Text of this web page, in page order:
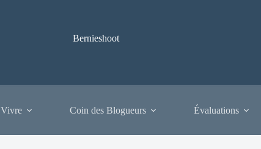
Bernieshoot
Coin des Blogueurs Évaluations